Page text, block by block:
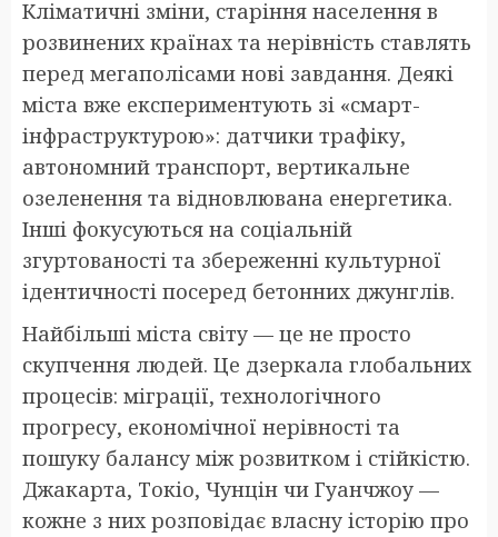
Кліматичні зміни, старіння населення в
розвинених країнах та нерівність ставлять
перед мегаполісами нові завдання. Деякі
міста вже експериментують зі «смарт-
інфраструктурою»: датчики трафіку,
автономний транспорт, вертикальне
озеленення та відновлювана енергетика.
Інші фокусуються на соціальній
згуртованості та збереженні культурної
ідентичності посеред бетонних джунглів.
Найбільші міста світу — це не просто
скупчення людей. Це дзеркала глобальних
процесів: міграції, технологічного
прогресу, економічної нерівності та
пошуку балансу між розвитком і стійкістю.
Джакарта, Токіо, Чунцін чи Гуанчжоу —
кожне з них розповідає власну історію про